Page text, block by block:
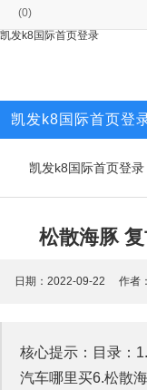
(0)
凯发k8国际首页登录
凯发k8国际首页登
凯发k8国际首页登录
松散海豚
日期：2022-09-22 作者
核心提示：目录：
汽车哪里买6.松散